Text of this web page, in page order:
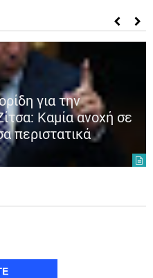
για την
Καμία ανοχή σε
περιστατικά